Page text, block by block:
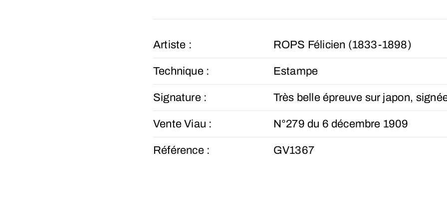
Artiste : ROPS Félicien (1833-1898)
Technique : Estampe
Signature : Très belle épreuve sur japon,
Vente Viau : N°279 du 6 décembre 1909
Référence : GV1367